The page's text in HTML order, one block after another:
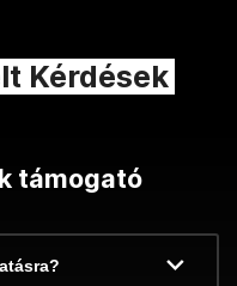
Kérdések
támogató